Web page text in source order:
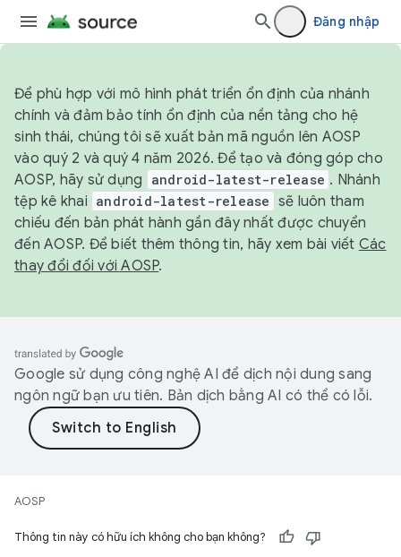
Đăng nhập
Để phù hợp với mô hình phát triển ổn định của nhánh
chính và đảm bảo tính ổn định của nền tảng cho hệ
sinh thái, chúng tôi sẽ xuất bản mã nguồn lên AOSP
vào quý 2 và quý 4 năm 2026. Để tạo và đóng góp cho
AOSP, hãy sử dụng
android-latest-release . Nhánh
tệp kê khai android-latest-release sẽ luôn tham
chiếu đến bản phát hành gần đây nhất được chuyển
đến AOSP. Để biết thêm thông tin, hãy xem bài viết Các
thay đổi đối với AOSP.
Google sử dụng công nghệ AI để dịch nội dung sang
ngôn ngữ bạn ưu tiên. Bản dịch bằng AI có thể có lỗi.
AOSP
Thông tin này có hữu ích không cho bạn không?